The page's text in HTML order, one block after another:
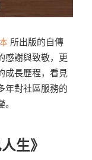
所出版的自傳
感謝與致敬，更
成長歷程，看見
年對社區服務的
生》